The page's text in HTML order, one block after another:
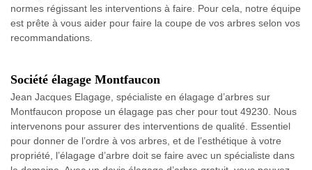
normes régissant les interventions à faire. Pour cela, notre équipe
est prête à vous aider pour faire la coupe de vos arbres selon vos
recommandations.
Société élagage Montfaucon
Jean Jacques Elagage, spécialiste en élagage d’arbres sur
Montfaucon propose un élagage pas cher pour tout 49230. Nous
intervenons pour assurer des interventions de qualité. Essentiel
pour donner de l’ordre à vos arbres, et de l’esthétique à votre
propriété, l’élagage d’arbre doit se faire avec un spécialiste dans